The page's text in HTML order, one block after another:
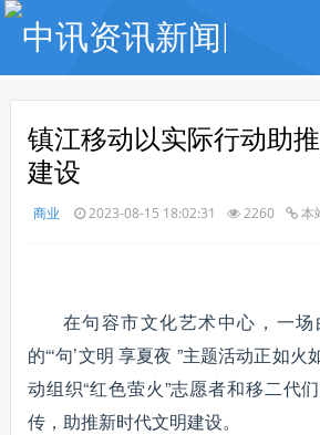
镇江移动以实际行动助
建设
商业 2023-08-15 18:02:31 2260 本
在句容市文化艺术中心，一
的“‘句’文明 享夏夜 ”主题活动正如
动组织“红色萤火”志愿者和移二代
传，助推新时代文明建设。